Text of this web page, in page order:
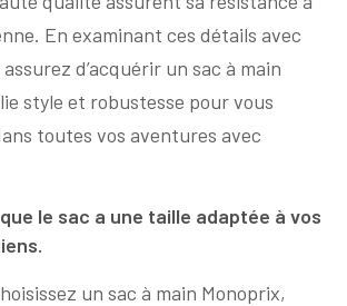
En examinant ces détails avec
d’acquérir un sac à main
style et robustesse pour vous
toutes vos aventures avec
le sac a une taille adaptée à vos
un sac à main Monoprix,